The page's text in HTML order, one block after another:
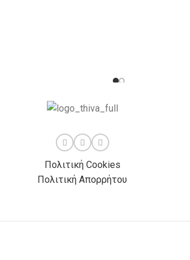
Πολιτική Cookies
Πολιτική Απορρήτου